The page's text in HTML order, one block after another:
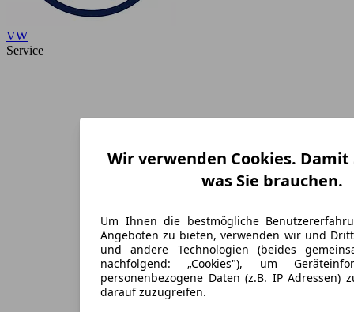
VW
Service
Wir verwenden Cookies.
was Sie brauchen.
Um Ihnen die bestmögliche
Angeboten zu bieten, verwenden wir und
und andere Technologien (beides
nachfolgend: „Cookies"), um
personenbezogene Daten (z.B. IP Adressen)
darauf zuzugreifen.